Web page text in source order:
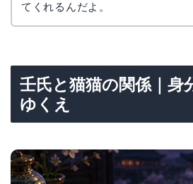
てくれるんだよ。
壬氏と猫猫の関係｜身
ゆくえ